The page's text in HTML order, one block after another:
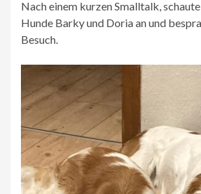
Nach einem kurzen Smalltalk,
Hunde Barky und Doria an und
Besuch.